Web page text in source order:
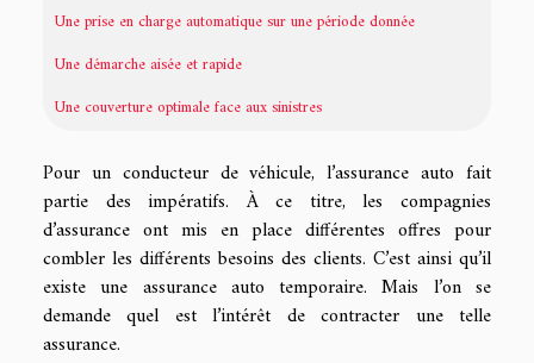
Une prise en charge automatique sur une période donnée
Une démarche aisée et rapide
Une couverture optimale face aux sinistres
Pour un conducteur de véhicule, l’assurance auto fait
partie des impératifs. À ce titre, les compagnies
d’assurance ont mis en place différentes offres pour
combler les différents besoins des clients. C’est ainsi qu’il
existe une assurance auto temporaire. Mais l’on se
demande quel est l’intérêt de contracter une telle
assurance.